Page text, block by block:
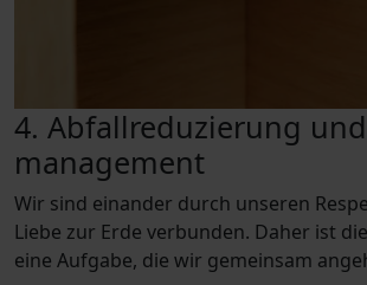
4. Abfallreduzierung
management
Wir sind einander durch unseren
Liebe zur Erde verbunden. Daher ist
eine Aufgabe, die wir gemeinsam